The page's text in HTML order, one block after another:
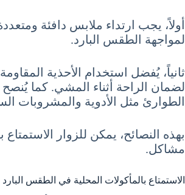
أولاً، يجب ارتداء ملابس دافئة
لمواجهة الطقس البارد.
ثانياً، يُفضل استخدام الأحذية المقاومة
لضمان الراحة أثناء المشي. كما
الطوارئ مثل الأدوية والمشروبات
بهذه النصائح، يمكن للزوار
مشاكل.
الاستمتاع بالمأكولات المحلية في الطقس البارد